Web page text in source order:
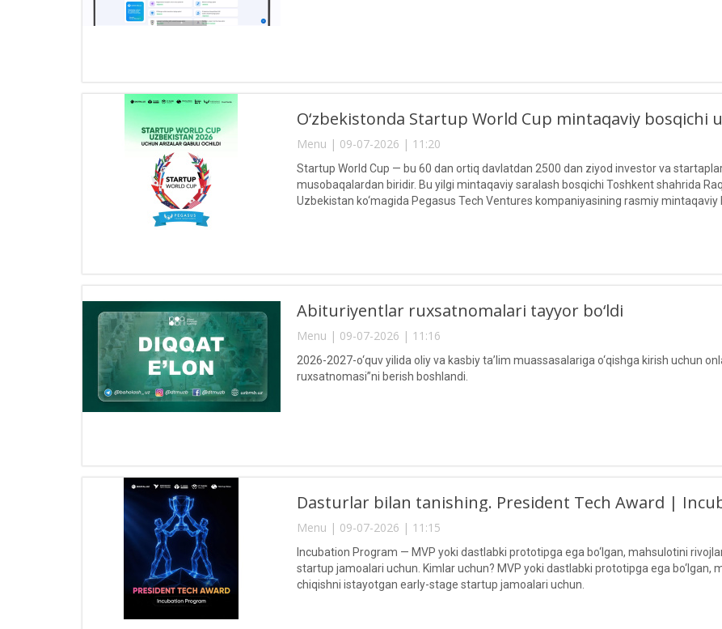
O‘zbekistonda Startup World Cup mintaqaviy
Menu | 09-07-2026 | 11:20
Startup World Cup — bu 60 dan ortiq davlatdan 2500 dan ziyod investor va
musobaqalardan biridir. Bu yilgi mintaqaviy saralash bosqichi Toshkent shahrida
Uzbekistan ko‘magida Pegasus Tech Ventures kompaniyasining rasmiy mintaqaviy
Abituriyentlar ruxsatnomalari tayyor bo‘ldi
Menu | 09-07-2026 | 11:16
2026-2027-o‘quv yilida oliy va kasbiy ta’lim muassasalariga o‘qishga kirish uchun
ruxsatnomasi”ni berish boshlandi.
Dasturlar bilan tanishing. President Tech Award |
Menu | 09-07-2026 | 11:15
Incubation Program — MVP yoki dastlabki prototipga ega bo‘lgan, mahsulotini
startup jamoalari uchun. Kimlar uchun? MVP yoki dastlabki prototipga ega bo‘lgan,
chiqishni istayotgan early-stage startup jamoalari uchun.